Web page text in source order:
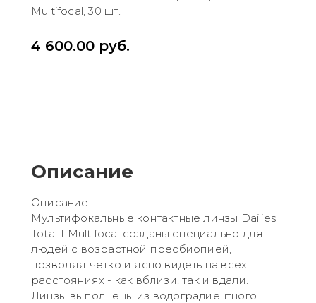
Multifocal, 30 шт.
4 600.00 руб.
Описание
Описание
Мультифокальные контактные линзы Dailies
Total 1 Multifocal созданы специально для
людей с возрастной пресбиопией,
позволяя четко и ясно видеть на всех
расстояниях - как вблизи, так и вдали.
Линзы выполнены из водоградиентного